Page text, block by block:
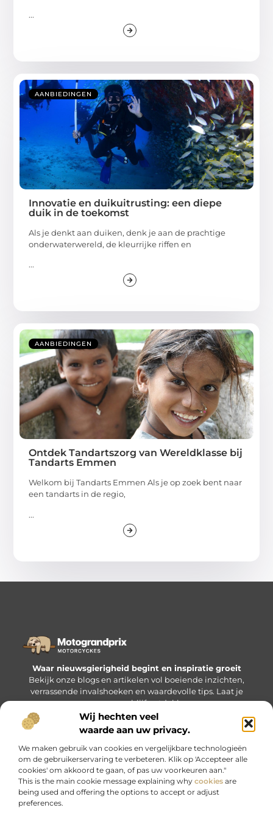
Wij hechten veel
waarde aan uw privacy.
We maken gebruik van cookies en vergelijkbare technologieën
om de gebruikerservaring te verbeteren. Klik op 'Accepteer alle
cookies' om akkoord te gaan, of pas uw voorkeuren aan."
This is the main cookie message explaining why cookies are
being used and offering the options to accept or adjust
preferences.
...
AANBIEDINGEN
Innovatie en duikuitrusting: een diepe
duik in de toekomst
Als je denkt aan duiken, denk je aan de prachtige
onderwaterwereld, de kleurrijke riffen en
...
AANBIEDINGEN
Ontdek Tandartszorg van Wereldklasse bij
Tandarts Emmen
Welkom bij Tandarts Emmen Als je op zoek bent naar
een tandarts in de regio,
...
Waar nieuwsgierigheid begint en inspiratie groeit
Bekijk onze blogs en artikelen vol boeiende inzichten,
verrassende invalshoeken en waardevolle tips. Laat je
verrassen en blijf ontdekken.
Bericht categorie
Onze informatie